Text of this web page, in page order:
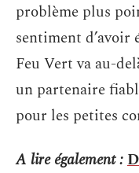
problème plus
sentiment d’avoir
Feu Vert va au-
un partenaire
pour les petites
A lire également :